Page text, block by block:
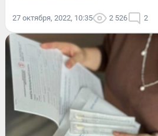
27 октября, 2022, 10:35 2 526 2